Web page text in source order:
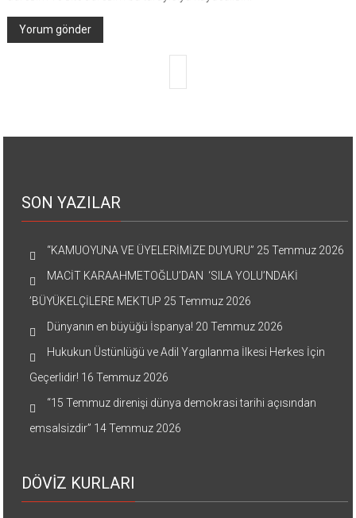
SON YAZILAR
“KAMUOYUNA VE ÜYELERİMİZE DUYURU” 25 Temmuz 2026
MACİT KARAAHMETOĞLU’DAN ‘SILA YOLU’NDAKİ
’BÜYÜKELÇİLERE MEKTUP 25 Temmuz 2026
Dünyanın en büyüğü İspanya! 20 Temmuz 2026
Hukukun Üstünlüğü ve Adil Yargılanma İlkesi Herkes İçin
Geçerlidir! 16 Temmuz 2026
“15 Temmuz direnişi dünya demokrasi tarihi açısından
emsalsizdir” 14 Temmuz 2026
DÖVİZ KURLARI